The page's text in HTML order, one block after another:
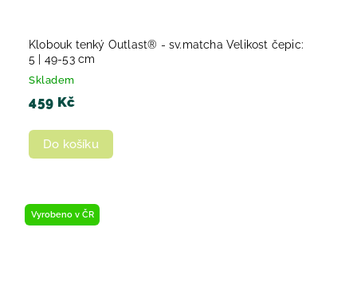
Klobouk tenký Outlast® - sv.matcha Velikost čepic:
5 | 49-53 cm
Skladem
459 Kč
Do košíku
Vyrobeno v ČR